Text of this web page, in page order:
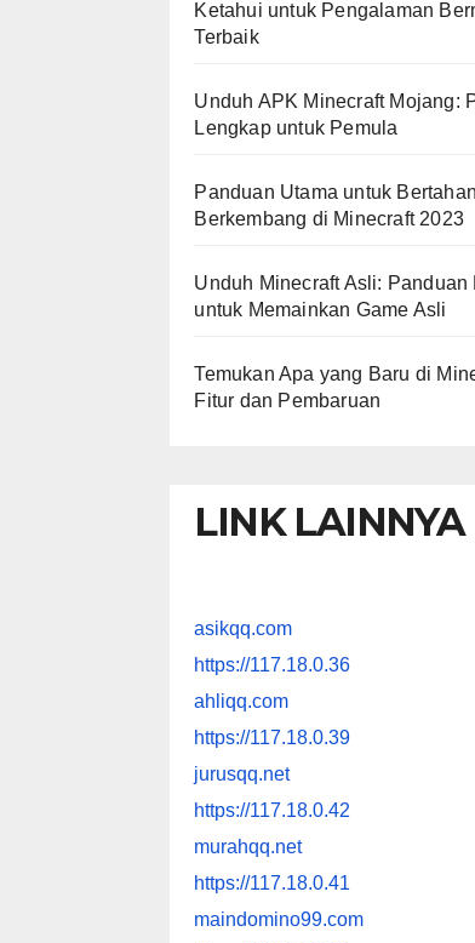
Ketahui untuk Pengalaman
Terbaik
Unduh APK Minecraft Mojang:
Lengkap untuk Pemula
Panduan Utama untuk
Berkembang di Minecraft 2023
Unduh Minecraft Asli: Panduan
untuk Memainkan Game Asli
Temukan Apa yang Baru di
Fitur dan Pembaruan
LINK LAINNYA
asikqq.com
https://117.18.0.36
ahliqq.com
https://117.18.0.39
jurusqq.net
https://117.18.0.42
murahqq.net
https://117.18.0.41
maindomino99.com